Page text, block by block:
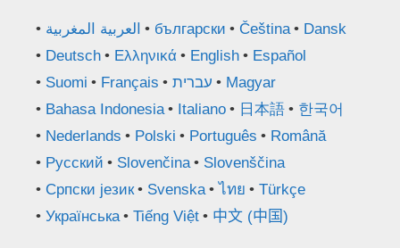
العربية المغربية български Čeština
Dansk
Deutsch
Ελληνικά English
Español
Suomi
Français עברית
Magyar
Bahasa Indonesia
Italiano 日本語
한국어
Nederlands
Polski Português
Română
Русский
Slovenčina
Slovenščina
Српски језик
Svenska ไทย
Türkçe
Українська
Tiếng Việt 中文 (中国)